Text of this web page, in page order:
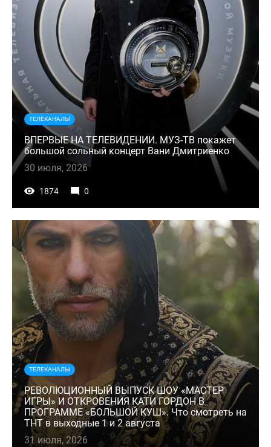
ТЕЛЕКАНАЛЫ
ВПЕРВЫЕ НА ТЕЛЕВИДЕНИИ. МУЗ-ТВ покажет
большой сольный концерт Вани Дмитриенко
30 июля, 2026
1874 0
ТЕЛЕКАНАЛЫ
РЕВОЛЮЦИОННЫЙ ВЫПУСК ШОУ «МАСТЕР
ИГРЫ» И ОТКРОВЕНИЯ КАТИ ГОРДОН В
ПРОГРАММЕ «БОЛЬШОЙ КУШ». Что смотреть на
ТНТ в выходные 1 и 2 августа
31 июля, 2026